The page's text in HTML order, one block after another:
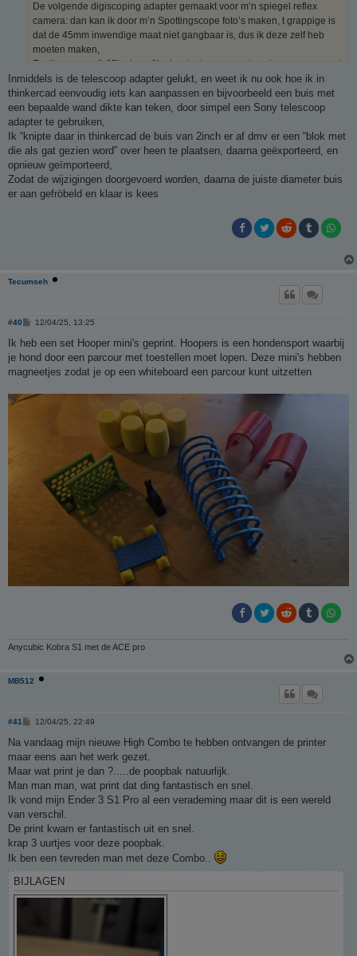
De volgende digiscoping adapter gemaakt voor m’n spiegel reflex
camera: dan kan ik door m’n Spottingscope foto’s maken, t grappige is
dat de 45mm inwendige maat niet gangbaar is, dus ik deze zelf heb
moeten maken,
Er zijn genoeg 1.25inch en 2inch adapters, maar deze komen qua maat
niet overeen.
De maat voering in thinkercad klopt ook op de een of andere manier
niet
Hep om de binnendiameter van de buis te berekenen, de wand
3mm dik gehouden, vervolgens uitgegaan van de buitendiameter incl
de 2x 3mm;
De tekening met simpelweg de maten in het 4kant:
Lengte en breedte, toen ik tijdens het printen even een pauze in laste
om te meten, kwam ik op 40 pakweg 41mm uit, dat kan natuur te maken
Heb m dus aangepast, en nu is t exact de juiste maat
Inmiddels is de telescoop adapter gelukt, en weet ik nu ook hoe ik in
thinkercad eenvoudig iets kan aanpassen en bijvoorbeeld een buis met
een bepaalde wand dikte kan teken, door simpel een Sony telescoop
adapter te gebruiken,
Ik “knipte daar in thinkercad de buis van 2inch er af dmv er een “blok met
die als gat gezien word” over heen te plaatsen, daarna geëxporteerd, en
opnieuw geïmporteerd,
Zodat de wijzigingen doorgevoerd worden, daarna de juiste diameter buis
er aan gefröbeld en klaar is kees
Tecumseh
#40
B
r
c
h
12/04/25, 13:25
Ik heb een set Hooper mini's geprint. Hoopers is een hondensport waarbij
je hond door een parcour met toestellen moet lopen. Deze mini's hebben
magneetjes zodat je op een whiteboard een parcour kunt uitzetten
Anycubic Kobra S1 met de ACE pro
MB512
#41
B
r
c
h
12/04/25, 22:49
Na vandaag mijn nieuwe High Combo te hebben ontvangen de printer
maar eens aan het werk gezet.
Maar wat print je dan ?.....de poopbak natuurlijk.
Man man man, wat print dat ding fantastisch en snel.
Ik vond mijn Ender 3 S1 Pro al een verademing maar dit is een wereld
van verschil.
De print kwam er fantastisch uit en snel.
krap 3 uurtjes voor deze poopbak.
Ik ben een tevreden man met deze Combo..
BIJLAGEN